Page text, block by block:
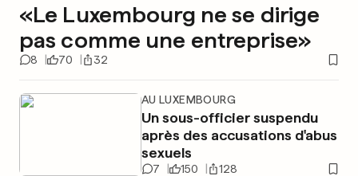
«Le Luxembourg ne se dirige
pas comme une entreprise»
8 70 32
AU LUXEMBOURG
Un sous-officier suspendu
après des accusations d'abus
sexuels
7 150 128